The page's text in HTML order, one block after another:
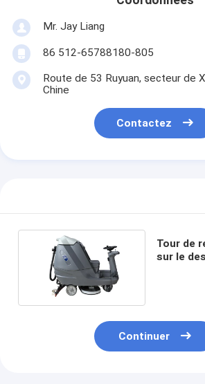
Mr. Jay Liang
86 512-65788180-805
Route de 53 Ruyuan, secteur de
Chine
Contactez
Tour de
sur le
Continuer